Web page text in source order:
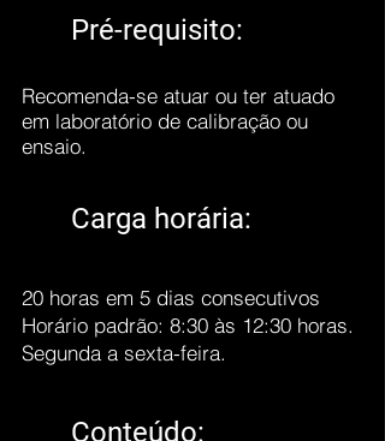
Pré-requisito:
Recomenda-se atuar ou ter atuado
em laboratório de calibração ou
ensaio.
Carga horária:
20 horas em 5 dias consecutivos
Horário padrão: 8:30 às 12:30 horas.
Segunda a sexta-feira.
Conteúdo: